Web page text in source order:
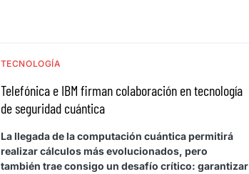
TECNOLOGÍA
Telefónica e IBM firman colaboración en tecnología
de seguridad cuántica
La llegada de la computación cuántica permitirá
realizar cálculos más evolucionados, pero
también trae consigo un desafío crítico: garantizar